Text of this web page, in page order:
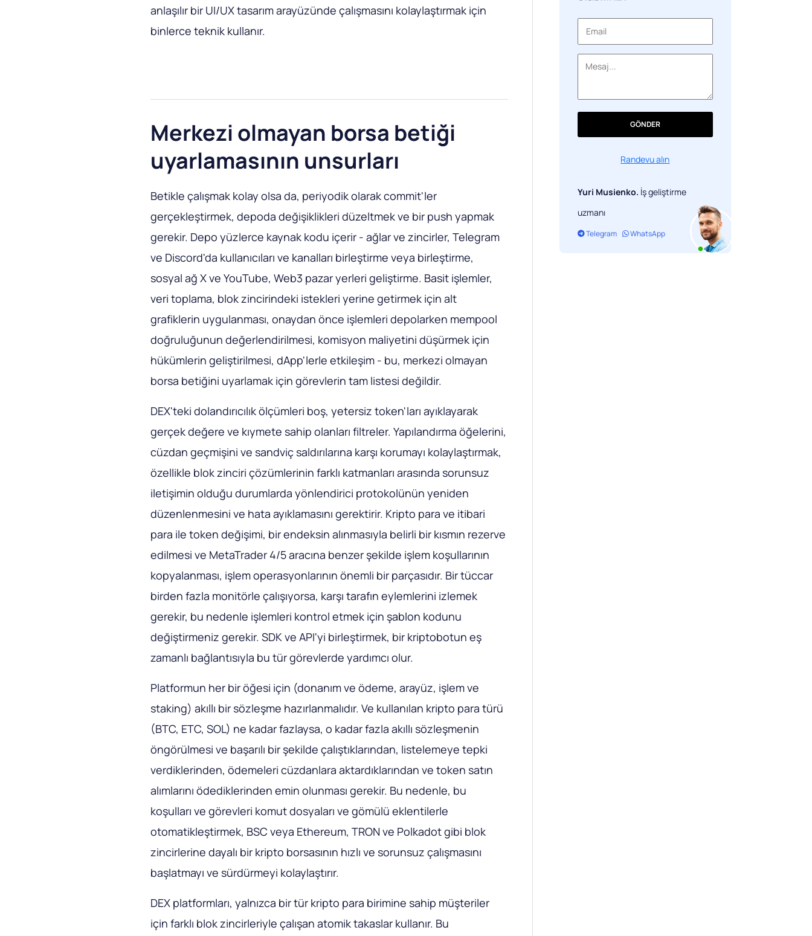
anlaşılır bir UI/UX tasarım arayüzünde çalışmasını kolaylaştırmak için
binlerce teknik kullanır.
Merkezi olmayan borsa betiği
uyarlamasının unsurları
Betikle çalışmak kolay olsa da, periyodik olarak commit'ler
gerçekleştirmek, depoda değişiklikleri düzeltmek ve bir push yapmak
gerekir. Depo yüzlerce kaynak kodu içerir - ağlar ve zincirler, Telegram
ve Discord'da kullanıcıları ve kanalları birleştirme veya birleştirme,
sosyal ağ X ve YouTube, Web3 pazar yerleri geliştirme. Basit işlemler,
veri toplama, blok zincirindeki istekleri yerine getirmek için alt
grafiklerin uygulanması, onaydan önce işlemleri depolarken mempool
doğruluğunun değerlendirilmesi, komisyon maliyetini düşürmek için
hükümlerin geliştirilmesi, dApp'lerle etkileşim - bu, merkezi olmayan
borsa betiğini uyarlamak için görevlerin tam listesi değildir.
DEX'teki dolandırıcılık ölçümleri boş, yetersiz token'ları ayıklayarak
gerçek değere ve kıymete sahip olanları filtreler. Yapılandırma öğelerini,
cüzdan geçmişini ve sandviç saldırılarına karşı korumayı kolaylaştırmak,
özellikle blok zinciri çözümlerinin farklı katmanları arasında sorunsuz
iletişimin olduğu durumlarda yönlendirici protokolünün yeniden
düzenlenmesini ve hata ayıklamasını gerektirir. Kripto para ve itibari
para ile token değişimi, bir endeksin alınmasıyla belirli bir kısmın rezerve
edilmesi ve MetaTrader 4/5 aracına benzer şekilde işlem koşullarının
kopyalanması, işlem operasyonlarının önemli bir parçasıdır. Bir tüccar
birden fazla monitörle çalışıyorsa, karşı tarafın eylemlerini izlemek
gerekir, bu nedenle işlemleri kontrol etmek için şablon kodunu
değiştirmeniz gerekir. SDK ve API'yi birleştirmek, bir kriptobotun eş
zamanlı bağlantısıyla bu tür görevlerde yardımcı olur.
Platformun her bir öğesi için (donanım ve ödeme, arayüz, işlem ve
staking) akıllı bir sözleşme hazırlanmalıdır. Ve kullanılan kripto para türü
(BTC, ETC, SOL) ne kadar fazlaysa, o kadar fazla akıllı sözleşmenin
öngörülmesi ve başarılı bir şekilde çalıştıklarından, listelemeye tepki
verdiklerinden, ödemeleri cüzdanlara aktardıklarından ve token satın
alımlarını ödediklerinden emin olunması gerekir. Bu nedenle, bu
koşulları ve görevleri komut dosyaları ve gömülü eklentilerle
otomatikleştirmek, BSC veya Ethereum, TRON ve Polkadot gibi blok
zincirlerine dayalı bir kripto borsasının hızlı ve sorunsuz çalışmasını
başlatmayı ve sürdürmeyi kolaylaştırır.
DEX platformları, yalnızca bir tür kripto para birimine sahip müşteriler
için farklı blok zincirleriyle çalışan atomik takaslar kullanır. Bu
DEX korumasının ve hızlı performansın
bazı nüansları
DEX geliştirici hizmetlerinin
karşılaştırılması
GÖNDER
Randevu alın
Yuri Musienko. İş geliştirme
uzmanı
Telegram WhatsApp